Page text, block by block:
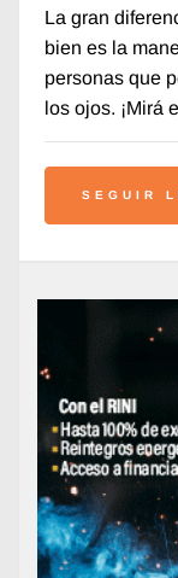
La gran
bien es la
personas que
los ojos. ¡Mirá
SEGUIR